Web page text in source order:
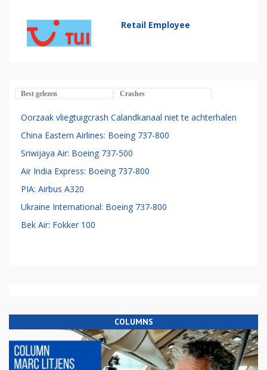
Retail Employee
Best gelezen Crashes
Oorzaak vliegtuigcrash Calandkanaal niet te achterhalen
China Eastern Airlines: Boeing 737-800
Sriwijaya Air: Boeing 737-500
Air India Express: Boeing 737-800
PIA: Airbus A320
Ukraine International: Boeing 737-800
Bek Air: Fokker 100
COLUMNS